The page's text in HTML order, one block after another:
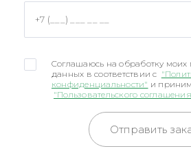
Соглашаюсь на обработку моих
данных в соответствии с
конфиденциальности" и
"Пользовательского
Отправить